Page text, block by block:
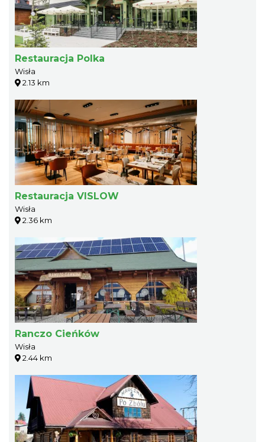
Restauracja Polka
Wisła
2.13 km
Restauracja VISLOW
Wisła
2.36 km
Ranczo Cieńków
Wisła
2.44 km